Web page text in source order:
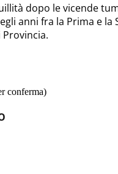
dopo le vicende
anni fra la Prima e
conferma)